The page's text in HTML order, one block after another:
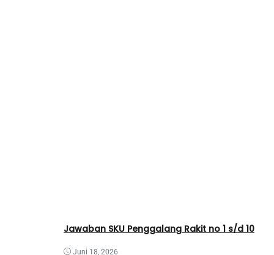
Jawaban SKU Penggalang Rakit no 1 s/d 10
Juni 18, 2026